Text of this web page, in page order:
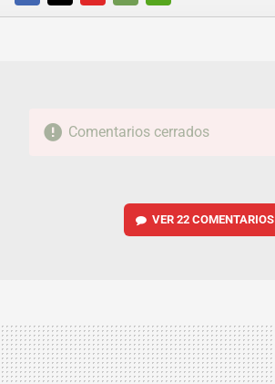
FACEBOOKTWITTERFLIPBOARD
E-
WHATSAPP
Comentarios cerrados
VER 22 COMENTARIOS